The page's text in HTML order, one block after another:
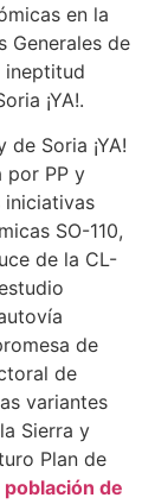
en la
Generales de
ineptitud
¡YA!.
Soria ¡YA!
por PP y
iniciativas
SO-110,
de la CL-
de
de
variantes
Sierra y
Plan de
de